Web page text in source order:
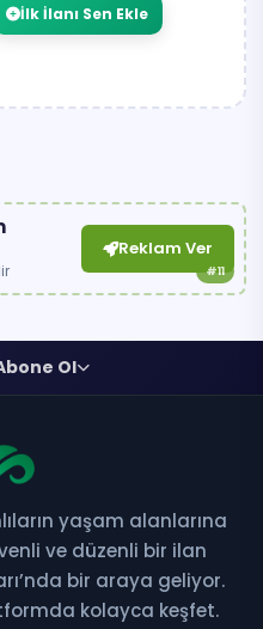
İlk İlanı Sen Ekle
#11
Reklam Ver
Ol
Ol
özel fırsatlardan ilk siz
olun!
yaşam alanlarına
ve düzenli bir ilan
bir araya geliyor.
kolayca keşfet.